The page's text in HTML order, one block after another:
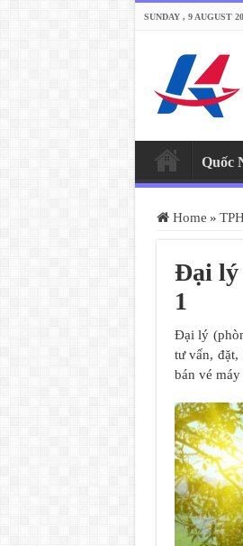
SUNDAY , 9 AUGUST
Quốc
Home »
Đại lý
1
Đại lý
tư vấn,
bán vé máy